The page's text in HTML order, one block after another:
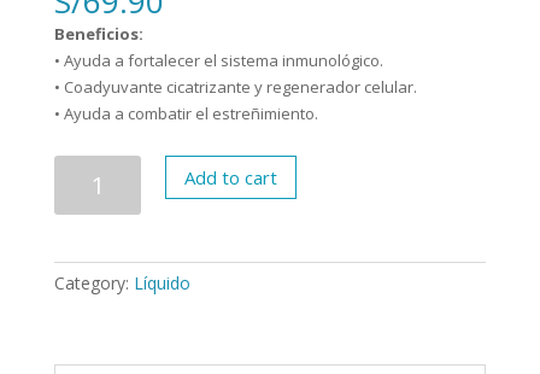
Beneficios:
• Ayuda a fortalecer el sistema inmunológico.
• Coadyuvante cicatrizante y regenerador celular.
• Ayuda a combatir el estreñimiento.
quantity
Add to cart
Category: Líquido